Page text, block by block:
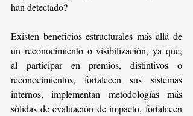
han detectado?
Existen beneficios estructurales más allá de
un reconocimiento o visibilización, ya que,
al participar en premios, distintivos o
reconocimientos, fortalecen sus sistemas
internos, implementan metodologías más
sólidas de evaluación de impacto, fortalecen